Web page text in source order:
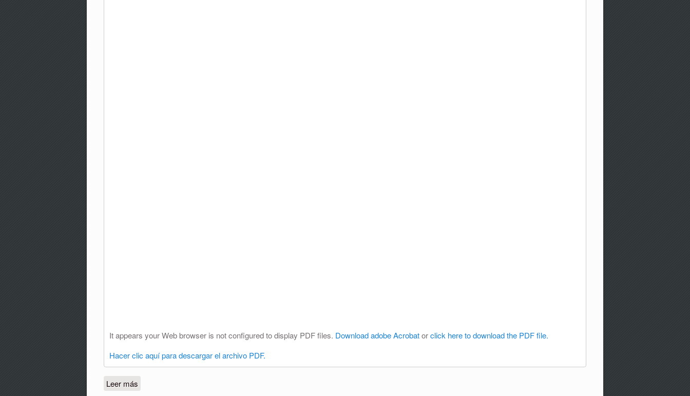
It appears your Web browser is not configured to display PDF files. Download adobe Acrobatorclick here to download the PDF file.
Hacer clic aquí para descargar el archivo PDF.
Leer más